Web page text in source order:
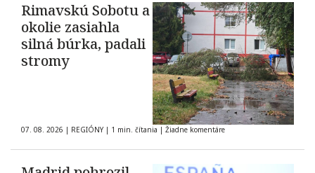
Rimavskú Sobotu a
okolie zasiahla
silná búrka, padali
stromy
07. 08. 2026 | REGIÓNY | 1 min. čítania | Žiadne komentáre